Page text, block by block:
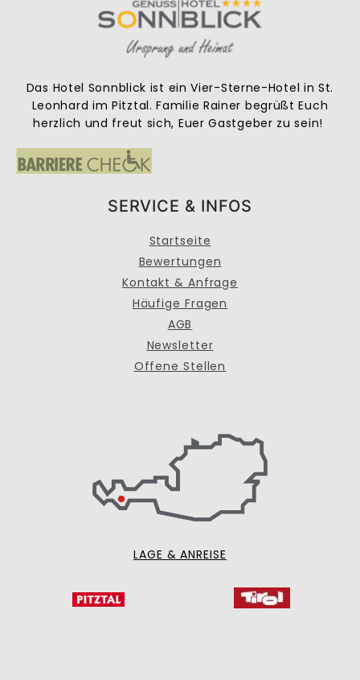
Das Hotel Sonnblick ist ein Vier-Sterne-Hotel in St.
Leonhard im Pitztal. Familie Rainer begrüßt Euch
herzlich und freut sich, Euer Gastgeber zu sein!
SERVICE & INFOS
Startseite
Bewertungen
Kontakt & Anfrage
Häufige Fragen
AGB
Newsletter
Offene Stellen
LAGE & ANREISE